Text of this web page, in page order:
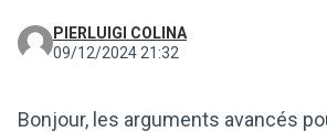
PIERLUIGI COLINA
09/12/2024 21:32
Bonjour, les arguments avancés